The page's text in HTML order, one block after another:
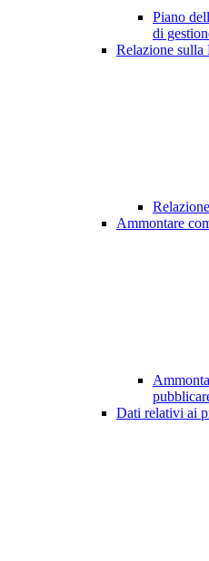
Piano
di
Relazione sulla
Ammontare
Dati relativi ai